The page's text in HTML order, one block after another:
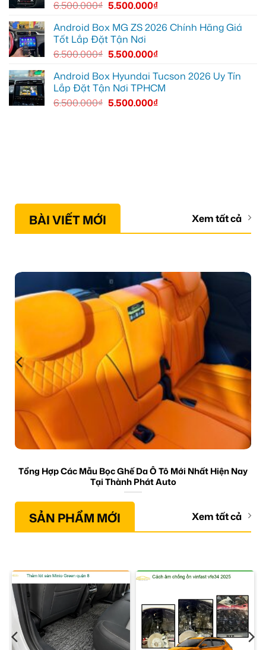
6.500.000₫ 5.500.000₫
Android Box MG ZS 2026 Chính Hãng Giá
Tốt Lắp Đặt Tận Nơi
6.500.000₫ 5.500.000₫
Android Box Hyundai Tucson 2026 Uy Tín
Lắp Đặt Tận Nơi TPHCM
6.500.000₫ 5.500.000₫
BÀI VIẾT MỚI Xem tất cả
Tổng Hợp Các Mẫu Bọc Ghế Da Ô Tô Mới Nhất Hiện Nay
Tại Thành Phát Auto
SẢN PHẨM MỚI Xem tất cả